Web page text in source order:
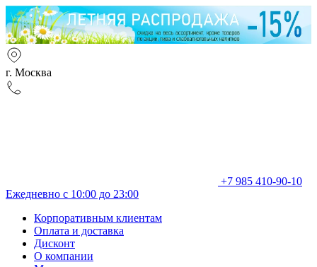
г. Москва
+7 985 410-90-10
Ежедневно с 10:00 до 23:00
Корпоративным клиентам
Оплата и доставка
Дисконт
О компании